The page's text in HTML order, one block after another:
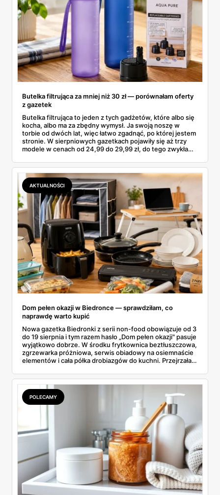
Butelka filtrująca za mniej niż 30 zł — porównałam oferty
z gazetek
Butelka filtrująca to jeden z tych gadżetów, które albo się
kocha, albo ma za zbędny wymysł. Ja swoją noszę w
torbie od dwóch lat, więc łatwo zgadnąć, po której jestem
stronie. W sierpniowych gazetkach pojawiły się aż trzy
modele w cenach od 24,99 do 29,99 zł, do tego zwykła
wszystkie oferty i policzyłam, kiedy taki zakup faktycznie
się opłaca.
AKTUALNOŚCI
Dom pełen okazji w Biedronce — sprawdziłam, co
naprawdę warto kupić
Nowa gazetka Biedronki z serii non-food obowiązuje od 3
do 19 sierpnia i tym razem hasło „Dom pełen okazji" pasuje
wyjątkowo dobrze. W środku frytkownica beztłuszczowa,
zgrzewarka próżniowa, serwis obiadowy na osiemnaście
elementów i cała półka drobiazgów do kuchni. Przejrzałam
się przy półce z samego rana.
POLECAMY